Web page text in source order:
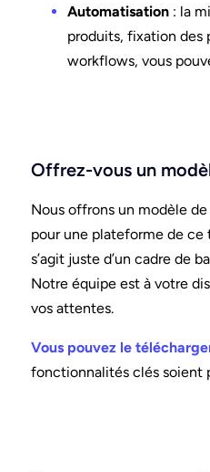
Automatisation : la
produits, fixation des
workflows, vous
Offrez-vous un
Nous offrons un modèle
pour une plateforme de ce
s’agit juste d’un cadre de
Notre équipe est à votre
vos attentes.
Vous pouvez le
fonctionnalités clés soient